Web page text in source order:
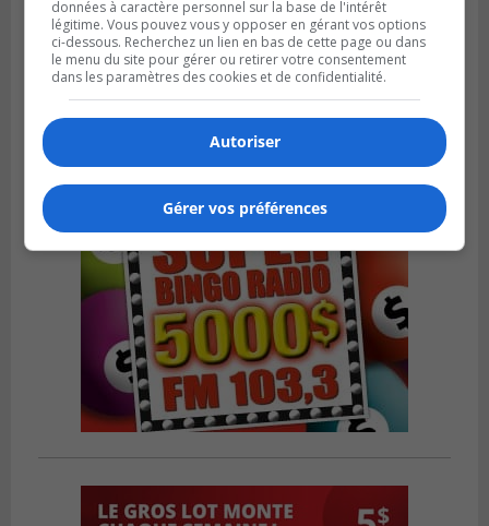
BOUCHERVILLE
Publié le 5 août 2026 à 15h25
Le MTMD annonce des fermetures sur
l’autoroute 20 à Boucherville
données à caractère personnel sur la base de l'intérêt
légitime. Vous pouvez vous y opposer en gérant vos options
ci-dessous. Recherchez un lien en bas de cette page ou dans
le menu du site pour gérer ou retirer votre consentement
dans les paramètres des cookies et de confidentialité.
Autoriser
Gérer vos préférences